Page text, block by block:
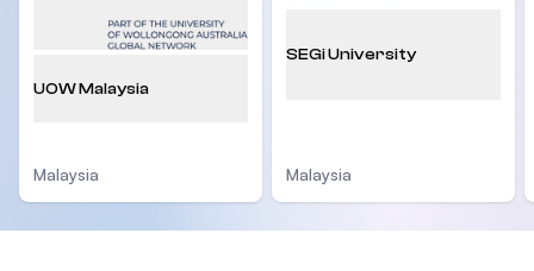
UOW Malaysia
Malaysia
SEGi University
Malaysia